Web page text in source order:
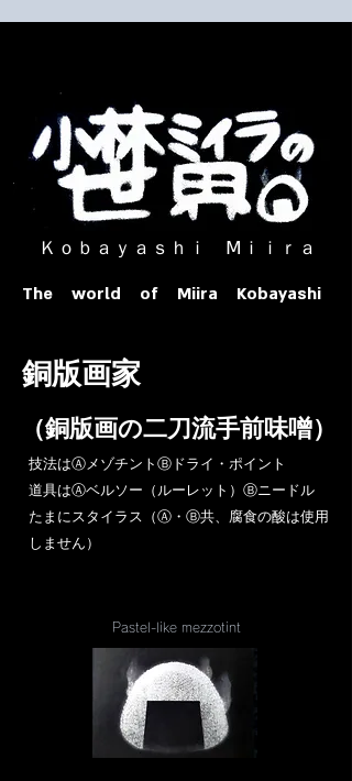
ｏｂａｙａｓｈｉ Ⅿｉｉｒａ​
The world of Miira Kobayashi
​銅版画家
​（銅版画の二刀流手前味噌）
​技法はⒶメゾチントⒷドライ・ポイント
道具はⒶベルソー（ルーレット）Ⓑニードル
​たまにスタイラス（Ⓐ・Ⓑ共、腐食の酸は使用
しません）
Pastel-like mezzotint